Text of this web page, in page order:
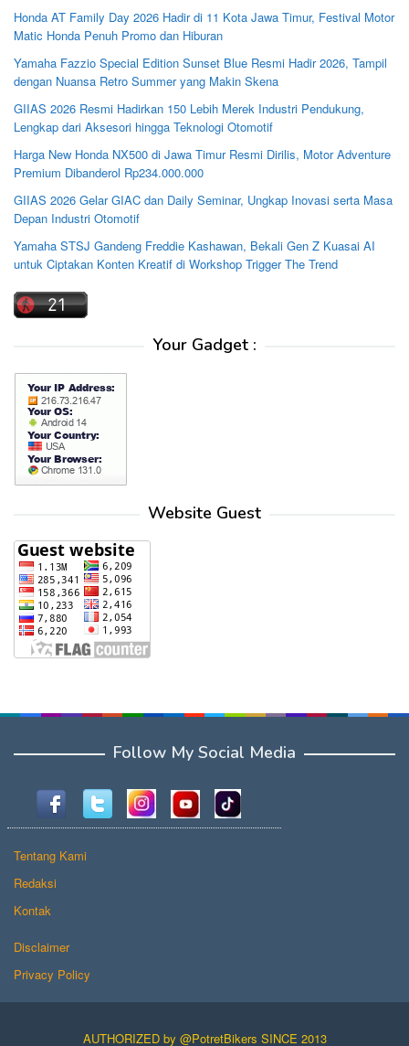
Honda AT Family Day 2026 Hadir di 11 Kota Jawa Timur, Festival Motor
Matic Honda Penuh Promo dan Hiburan
Yamaha Fazzio Special Edition Sunset Blue Resmi Hadir 2026, Tampil
dengan Nuansa Retro Summer yang Makin Skena
GIIAS 2026 Resmi Hadirkan 150 Lebih Merek Industri Pendukung,
Lengkap dari Aksesori hingga Teknologi Otomotif
Harga New Honda NX500 di Jawa Timur Resmi Dirilis, Motor Adventure
Premium Dibanderol Rp234.000.000
GIIAS 2026 Gelar GIAC dan Daily Seminar, Ungkap Inovasi serta Masa
Depan Industri Otomotif
Yamaha STSJ Gandeng Freddie Kashawan, Bekali Gen Z Kuasai AI
untuk Ciptakan Konten Kreatif di Workshop Trigger The Trend
Your Gadget :
Website Guest
Follow My Social Media
Tentang Kami
Redaksi
Kontak
Disclaimer
Privacy Policy
AUTHORIZED by @PotretBikers SINCE 2013